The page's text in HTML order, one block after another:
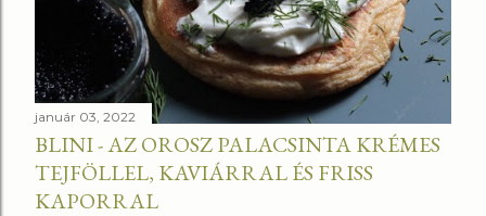
január 03, 2022
BLINI - AZ OROSZ PALACSINTA KRÉMES
TEJFÖLLEL, KAVIÁRRAL ÉS FRISS
KAPORRAL